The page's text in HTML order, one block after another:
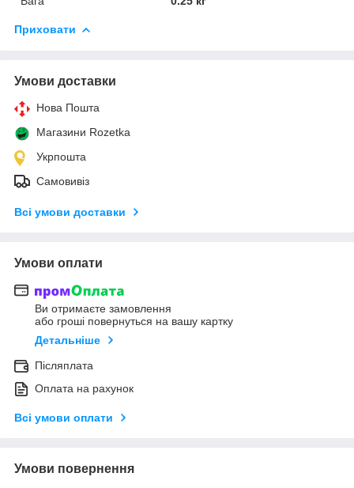
Приховати
Умови доставки
Нова Пошта
Магазини Rozetka
Укрпошта
Самовивіз
Всі умови доставки
Умови оплати
Ви отримаєте замовлення
або гроші повернуться на вашу картку
Детальніше
Післяплата
Оплата на рахунок
Всі умови оплати
Умови повернення